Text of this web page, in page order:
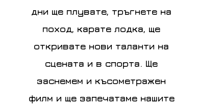
дни ще плувате, тръгнете на
поход, карате лодка, ще
откривате нови таланти на
сцената и в спорта. Ще
заснемем и късометражен
филм и ще запечатаме нашите